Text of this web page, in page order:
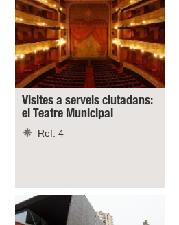
Visites a serveis ciutadans:
el Teatre Municipal
Ref. 4